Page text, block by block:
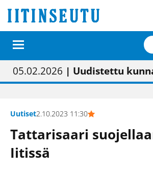
01.02.2026 | Painon vaihtumisen pitäisi näkyä hieman
05.02.2026 | Uudistettu
23.04.2026 | “Olemme käynnistämässä
09.05.2026| "Maalla on totuttu elämään
Uutiset2.10.2023 11:30
Tattarisaari
Iitissä